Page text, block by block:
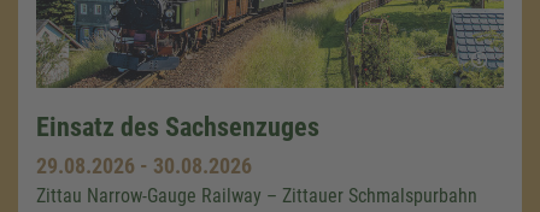
Einsatz des Sachsenzuges
29.08.2026 - 30.08.2026
Zittau Narrow-Gauge Railway – Zittauer Schmalspurbahn